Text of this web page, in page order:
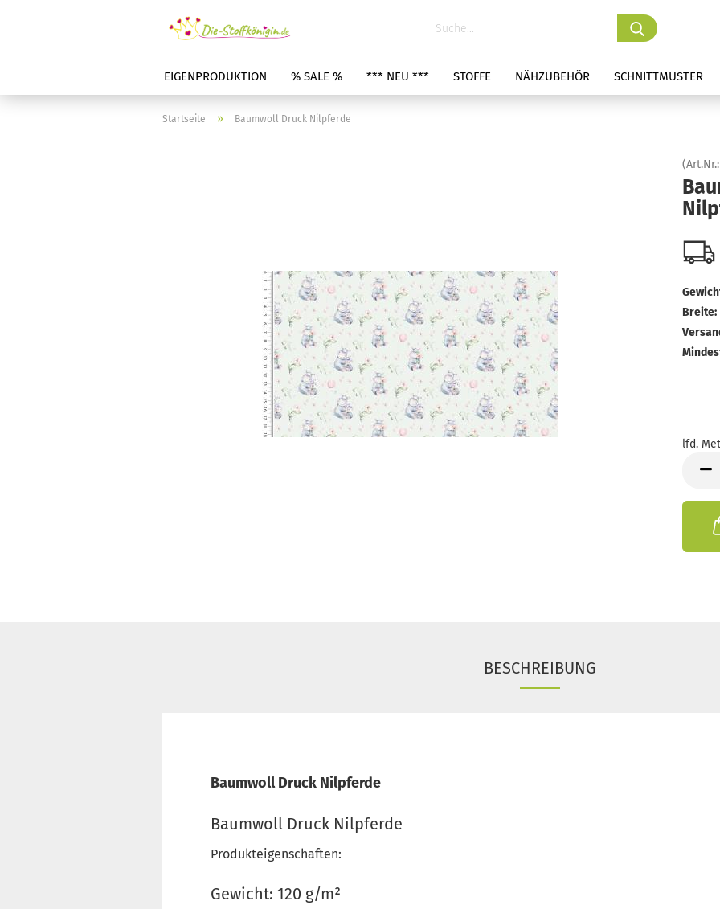
EIGENPRODUKTION % SALE % *** NEU *** STOFFE NÄHZUBEHÖR SCHNITTMUSTER
Startseite » Baumwoll Druck Nilpferde
(Art.Nr.:
Breite:
lfd.
BESCHREIBUNG
Baumwoll Druck Nilpferde
Baumwoll Druck Nilpferde
Produkteigenschaften:
Gewicht: 120 g/m²